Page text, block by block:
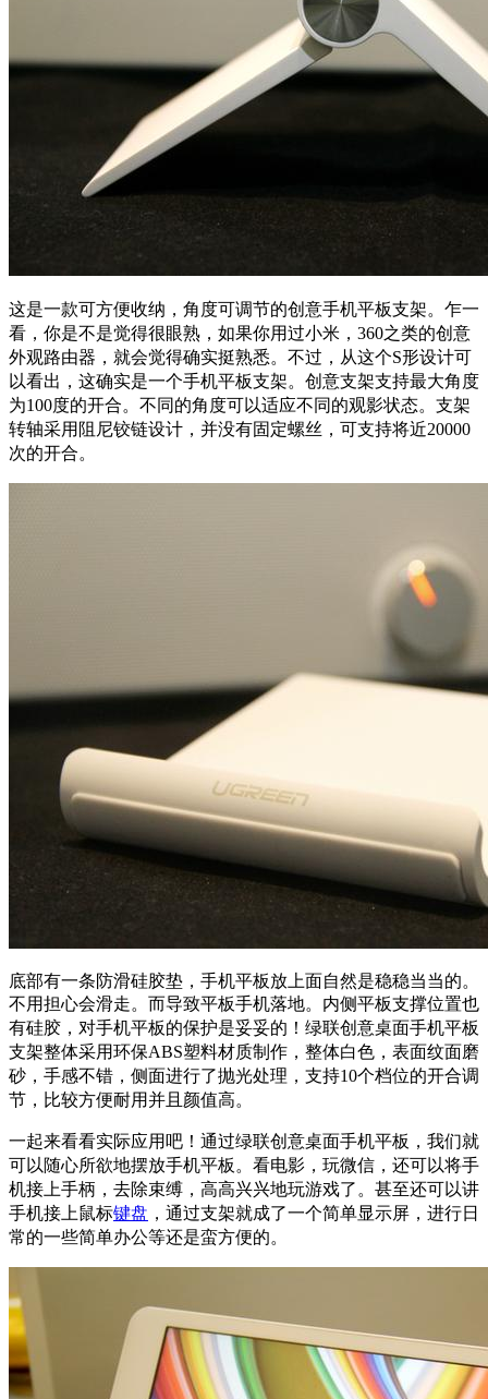
这是一款可方便收纳，角度可调节的创意手机平板支架。 乍一
看，你是不是觉得很眼熟，如果你用过小米，360之类的创意
外观路由器，就会觉得确实挺熟悉。不过，从这个S形设计可
以看出，这确实是一个手机平板支架。 创意支架支持最大角度
为100度的开合。不同的角度可以适应不同的观影状态。 支架
转轴采用阻尼铰链设计，并没有固定螺丝，可支持将近20000
次的开合。
底部有一条防滑硅胶垫，手机平板放上面自然是稳稳当当的。
不用担心会滑走。而导致平板手机落地。内侧平板支撑位置也
有硅胶，对手机平板的保护是妥妥的！ 绿联创意桌面手机平板
支架整体采用环保ABS塑料材质制作，整体白色，表面纹面磨
砂，手感不错，侧面进行了抛光处理，支持10个档位的开合调
节，比较方便耐用并且颜值高。
一起来看看实际应用吧！通过绿联创意桌面手机平板，我们就
可以随心所欲地摆放手机平板。看电影，玩微信，还可以将手
机接上手柄，去除束缚，高高兴兴地玩游戏了。甚至还可以讲
手机接上鼠标键盘 ，通过支架就成了一个简单显示屏，进行日
常的一些简单办公等还是蛮方便的。